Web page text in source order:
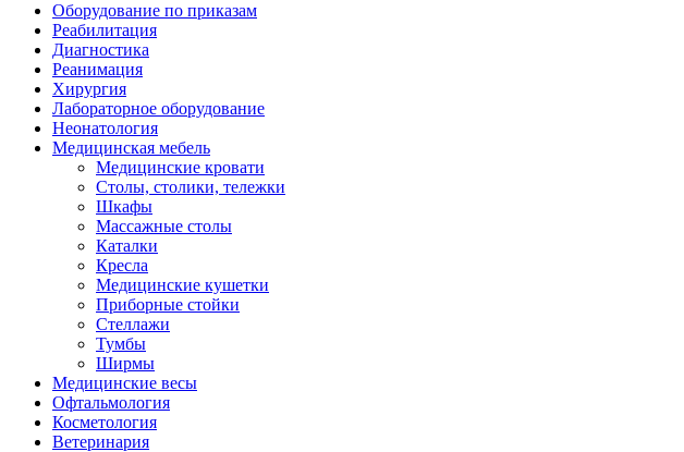
Оборудование по приказам
Реабилитация
Диагностика
Реанимация
Хирургия
Лабораторное оборудование
Неонатология
Медицинская мебель
Медицинские кровати
Столы, столики, тележки
Шкафы
Массажные столы
Каталки
Кресла
Медицинские кушетки
Приборные стойки
Стеллажи
Тумбы
Ширмы
Медицинские весы
Офтальмология
Косметология
Ветеринария